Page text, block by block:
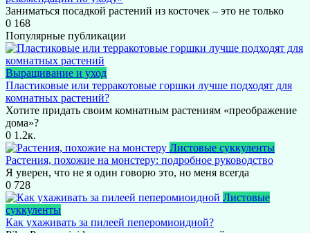
Заниматься посадкой растений из косточек – это не только
0 168
Популярные публикации
Выращивание и уход
Пластиковые или терракотовые горшки лучше подходят для
комнатных растений?
Хотите придать своим комнатным растениям «преображение
дома»?
0 1.2к.
Листовые суккуленты
Растения, похожие на монстеру: подробное руководство
Я уверен, что не я один говорю это, но меня всегда
0 728
Листовые
суккуленты
Как ухаживать за пилеей пеперомиоидной?